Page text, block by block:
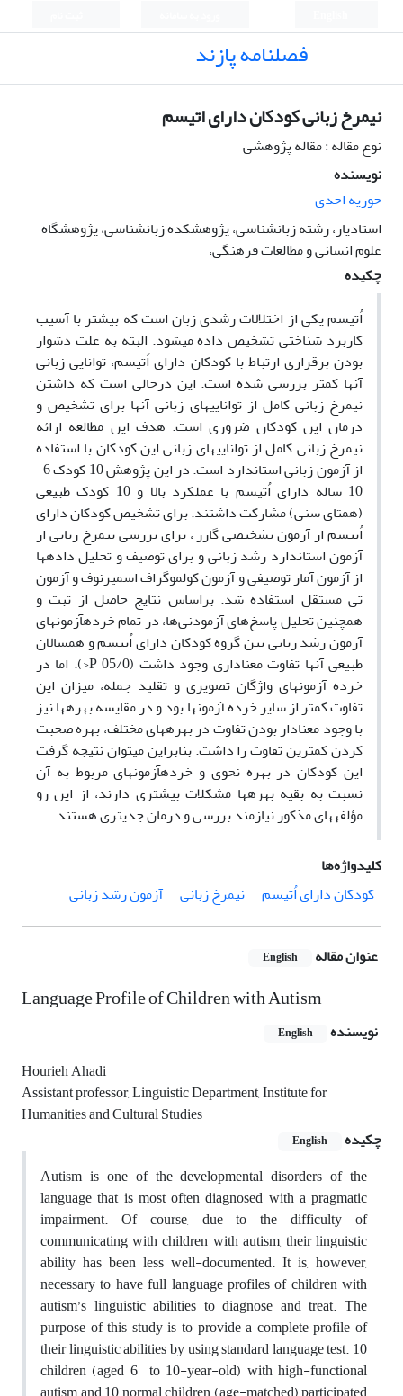
فصلنامه پازند
نیمرخ زبانی کودکان دارای اتیسم
نوع مقاله : مقاله پژوهشی
نویسنده
حوریه احدی
استادیار، رشته زبانشناسی، پژوهشکده زبانشناسی، پژوهشگاه
علوم انسانی و مطالعات فرهنگی،
چکیده
اُتیسم یکی از اختلالات رشدی زبان است که بیشتر با آسیب
کاربرد شناختی تشخیص داده می­شود. البته به علت دشوار
بودن برقراری ارتباط با کودکان دارای اُتیسم، توانایی زبانی
آنها کمتر بررسی شده است. این درحالی است که داشتن
نیمرخ زبانی کامل از توانایی­های زبانی آنها برای تشخیص و
درمان این کودکان ضروری است. هدف این مطالعه ارائه
نیمرخ زبانی کامل از توانایی­های زبانی این کودکان با استفاده
از آزمون زبانی استاندارد است. در این پژوهش 10 کودک 6-
10 ساله دارای اُتیسم با عملکرد بالا و 10 کودک طبیعی
(همتای سنی) مشارکت داشتند. برای تشخیص کودکان دارای
اُتیسم از آزمون تشخیصی گارز ، برای بررسی نیمرخ زبانی از
آزمون­ استاندارد رشد زبانی و برای توصیف و تحلیل داده­ها
از آزمون آمار توصیفی و آزمون کولموگراف اسمیرنوف و آزمون
تی مستقل استفاده شد. براساس نتایج حاصل از ثبت و
همچنین تحلیل پاسخ‌های آزمودنی‌ها، در تمام خرده­آزمون­های
آزمون رشد زبانی بین گروه کودکان دارای اُتیسم و همسالان
طبیعی آنها تفاوت معناداری وجود داشت (05/0 P<). اما در
خرده آزمون­های واژگان تصویری و تقلید جمله، میزان این
تفاوت کمتر از سایر خرده آزمون­ها بود و در مقایسه بهره­ها نیز
با وجود معنادار بودن تفاوت در بهره­های مختلف، بهره صحبت
کردن کمترین تفاوت را داشت. بنابراین می­توان نتیجه گرفت
این کودکان در بهره نحوی و خرده­آزمون­های مربوط به آن
نسبت به بقیه بهره­ها مشکلات بیشتری دارند، از این رو
مؤلفه­های مذکور نیازمند بررسی و درمان جدی­تری هستند.
کلیدواژه‌ها
کودکان دارای اُتیسم
نیمرخ زبانی آزمون رشد زبانی
عنوان مقاله English
Language Profile of Children with Autism
نویسنده English
Hourieh Ahadi
Assistant professor, Linguistic Department, Institute for
Humanities and Cultural Studies
چکیده
English
Autism is one of the developmental disorders of the
language that is most often diagnosed with a pragmatic
impairment. Of course, due to the difficulty of
communicating with children with autism, their linguistic
ability has been less well-documented. It is, however,
necessary to have full language profiles of children with
autism’s linguistic abilities to diagnose and treat. The
purpose of this study is to provide a complete profile of
their linguistic abilities by using standard language test. 10
children (aged 6 to 10-year-old) with high-functional